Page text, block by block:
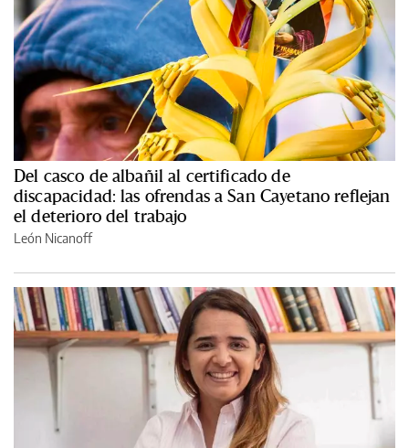
Del casco de albañil al certificado de
discapacidad: las ofrendas a San Cayetano reflejan
el deterioro del trabajo
León Nicanoff